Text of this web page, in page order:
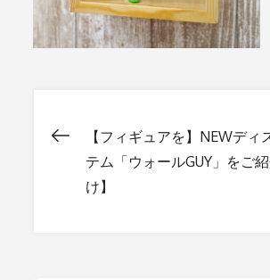
投 【フィギュアを】NEWディ
テム「ウォールGUY」をご
け】